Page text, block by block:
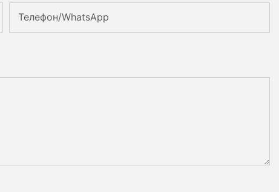
Телефон/WhatsApp